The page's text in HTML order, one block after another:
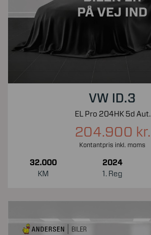
VW ID.3
EL Pro 204HK 5d Aut.
204.900 kr.
Kontantpris inkl. moms
32.000
KM
2024
1. Reg